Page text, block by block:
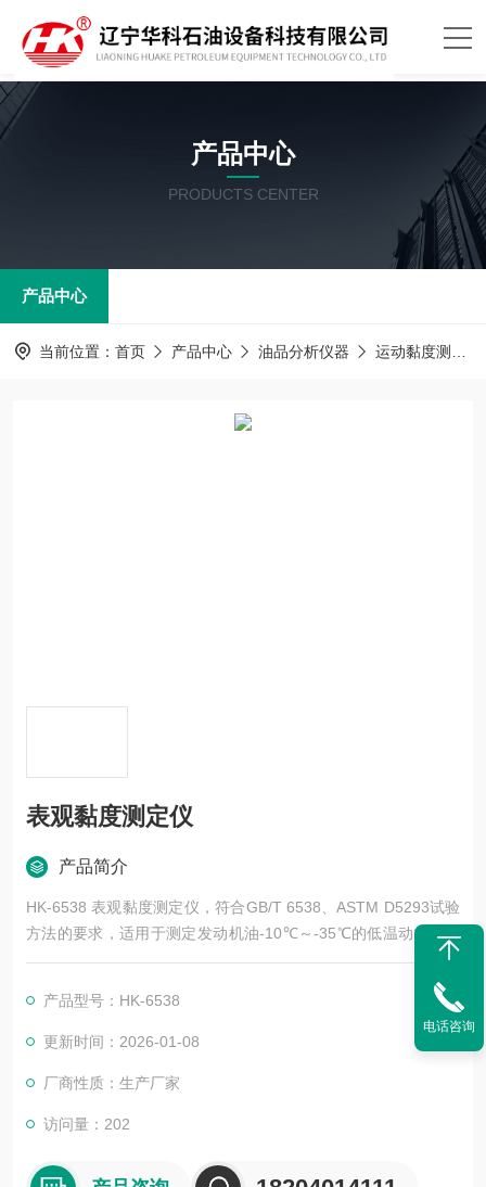
产品中心
PRODUCTS CENTER
产品中心
当前位置： 首页 产品中心 油品分析仪器 运动黏度测定器
表观黏度测定仪
产品简介
HK-6538 表观黏度测定仪，符合GB/T 6538、ASTM D5293试验
方法的要求，适用于测定发动机油-10℃～-35℃的低温动力黏度
指标。
产品型号：HK-6538
更新时间：2026-01-08
厂商性质：生产厂家
访问量：202
电话咨询